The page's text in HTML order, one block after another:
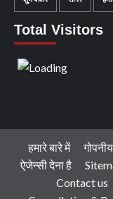
Total Visitors
हमारे बारे में
ऐजेन्सी देना है
Contact us